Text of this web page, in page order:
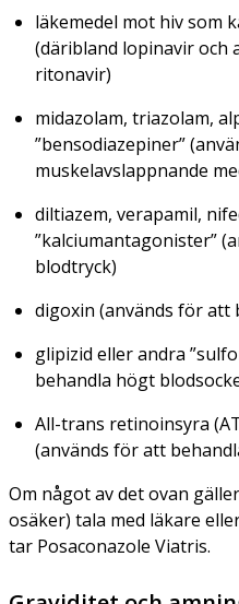
läkemedel mot hiv som
(däribland lopinavir och
ritonavir)
midazolam, triazolam,
”bensodiazepiner”
muskelavslappnande
diltiazem, verapamil,
”kalciumantagonister”
blodtryck)
digoxin (används för att
glipizid eller andra
behandla högt
All-trans retinoinsyra
(används för att
Om något av det ovan
osäker) tala med läkare
tar Posaconazole Viatris.